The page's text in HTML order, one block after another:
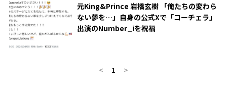
元King&Prince 岩橋玄樹 「俺たちの変わら
ない夢を…」自身の公式Xで「コーチェラ」
出演のNumber_iを祝福
< 1 >